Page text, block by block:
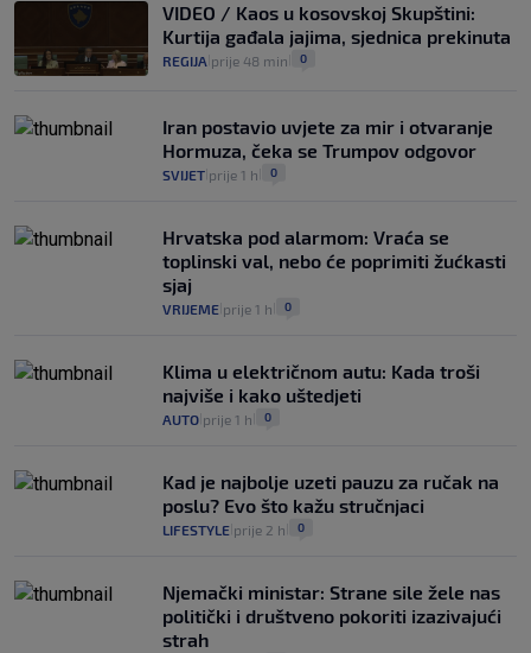
VIDEO / Kaos u kosovskoj Skupštini:
Kurtija gađala jajima, sjednica prekinuta
REGIJA prije 48 min 0
Iran postavio uvjete za mir i otvaranje
Hormuza, čeka se Trumpov odgovor
SVIJET prije 1 h 0
Hrvatska pod alarmom: Vraća se
toplinski val, nebo će poprimiti žućkasti
sjaj
VRIJEME prije 1 h 0
Klima u električnom autu: Kada troši
najviše i kako uštedjeti
AUTO prije 1 h 0
Kad je najbolje uzeti pauzu za ručak na
poslu? Evo što kažu stručnjaci
LIFESTYLE prije 2 h 0
Njemački ministar: Strane sile žele nas
politički i društveno pokoriti izazivajući
strah